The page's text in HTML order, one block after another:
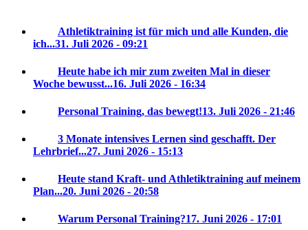
Athletiktraining ist für mich und alle Kunden, die
ich...31. Juli 2026 - 09:21
Heute habe ich mir zum zweiten Mal in dieser
Woche bewusst...16. Juli 2026 - 16:34
Personal Training, das bewegt!13. Juli 2026 - 21:46
3 Monate intensives Lernen sind geschafft. Der
Lehrbrief...27. Juni 2026 - 15:13
Heute stand Kraft- und Athletiktraining auf meinem
Plan...20. Juni 2026 - 20:58
Warum Personal Training?17. Juni 2026 - 17:01